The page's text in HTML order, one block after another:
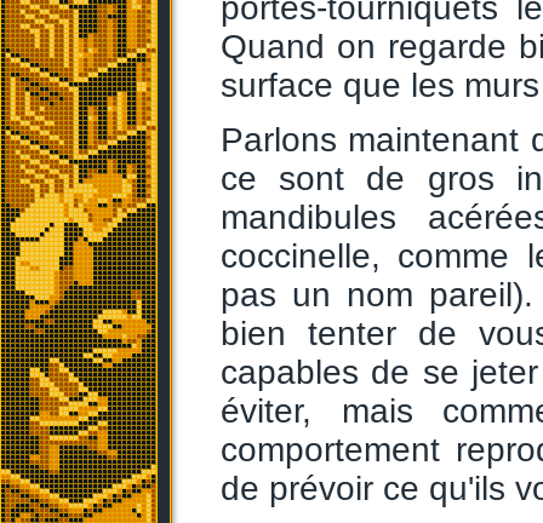
portes-tourniquets
Quand on regarde
surface que les
Parlons maintenant
ce sont de gros
mandibules
coccinelle, comme
pas un nom
bien tenter de
capables de se
éviter, mais
comportement
de prévoir ce qu'ils